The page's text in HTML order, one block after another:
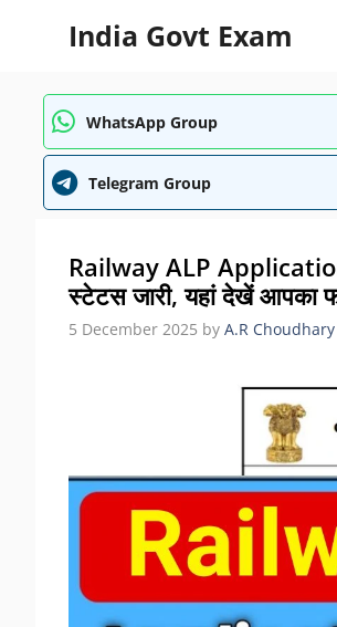
India Govt Exam
WhatsApp Group
Telegram Group
Railway ALP
स्टेटस जारी, यहां देखें आपका
5 December 2025 by A.R Choudhary